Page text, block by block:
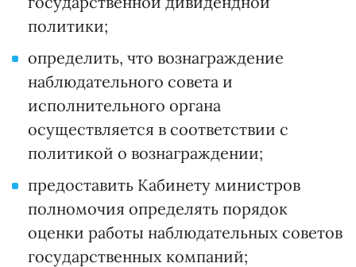
политики;
определить, что вознаграждение
наблюдательного совета и
исполнительного органа
осуществляется в соответствии с
политикой о вознаграждении;
предоставить Кабинету министров
полномочия определять порядок
оценки работы наблюдательных советов
государственных компаний;